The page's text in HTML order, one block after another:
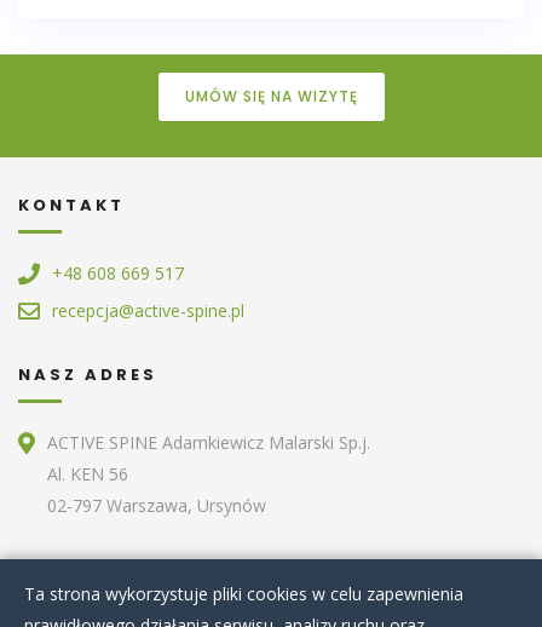
UMÓW SIĘ NA WIZYTĘ
KONTAKT
+48 608 669 517
recepcja@active-spine.pl
NASZ ADRES
ACTIVE SPINE Adamkiewicz Malarski Sp.j.
Al. KEN 56
02-797 Warszawa, Ursynów
Ta strona wykorzystuje pliki cookies w celu zapewnienia